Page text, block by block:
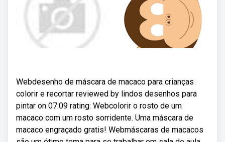
Webdesenho de máscara de macaco para crianças
colorir e recortar reviewed by lindos desenhos para
pintar on 07:09 rating: Webcolorir o rosto de um
macaco com um rosto sorridente. Uma máscara de
macaco engraçado gratis! Webmáscaras de macacos